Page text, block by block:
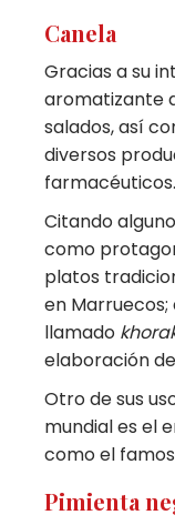
Canela
Gracias a su
aromatizante
salados, así
diversos
farmacéuticos.
Citando
como
platos
en
llamado
elaboración
Otro de sus
mundial es el
como el
Pimienta